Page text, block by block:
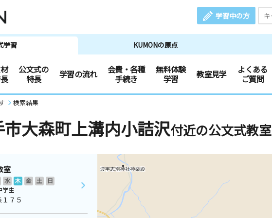
学習中の方
学習 KUMONの原点
公文式の
特長
学習の流れ
会費・各種
手続き
無料体験
学習
教室見学
よくある
ご質問
検索結果
大森町上溝内小詰沢付近の公文式教室
室
水 木 金 土
日
学生
７５